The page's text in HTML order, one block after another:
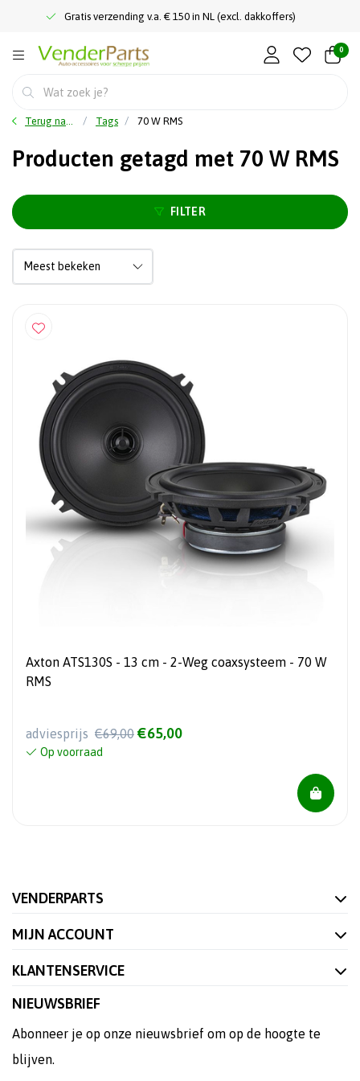
Gratis verzending v.a. € 150 in NL (excl. dakkoffers)
0
Terug naar home Tags 70 W RMS
Producten getagd met 70 W RMS
FILTER
Axton ATS130S - 13 cm - 2-Weg coaxsysteem - 70 W
RMS
adviesprijs €69,00 €65,00
Op voorraad
VENDERPARTS
MIJN ACCOUNT
KLANTENSERVICE
NIEUWSBRIEF
Abonneer je op onze nieuwsbrief om op de hoogte te
blijven.